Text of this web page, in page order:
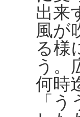
出来
風が
る様
う。
何時
「